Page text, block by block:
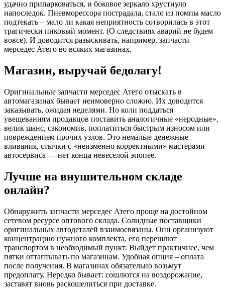
удачно припарковаться, и боковое зеркало хрустнуло
напоследок. Пневморессора пострадала, стало из помпы масло
подтекать – мало ли какая неприятность сотворилась в этот
трагически пиковый момент. (О следствиях аварий не будем
вовсе). И доводится разыскивать, например, запчасти
мерседес Атего во всяких магазинах.
Магазин, выручай бедолагу!
Оригинальные запчасти мерседес Атего отыскать в
автомагазинах бывает неимоверно сложно. Их доводится
заказывать, ожидая неделями. Но коли поддаться
увещеваниям продавцов поставить аналогичные «неродные»,
велик шанс, сэкономив, поплатиться быстрым износом или
повреждением прочих узлов. Это немалые денежные
вливания, стычки с «неизменно корректными» мастерами
автосервиса — нет конца невеселой эпопее.
Лучше на внушительном складе
онлайн?
Обнаружить запчасти мерседес Атего проще на достойном
сетевом ресурсе оптового склада. Солидные поставщики
оригинальных автодеталей взаимосвязаны. Они организуют
концентрацию нужного комплекта, его перешлют
транспортом в необходимый пункт. Выйдет практичнее, чем
пятки оттаптывать по магазинам. Удобная опция – оплата
после получения. В магазинах обязательно возьмут
предоплату. Нередко бывает: сошлются на воздорожание,
заставят вновь раскошелиться при доставке.